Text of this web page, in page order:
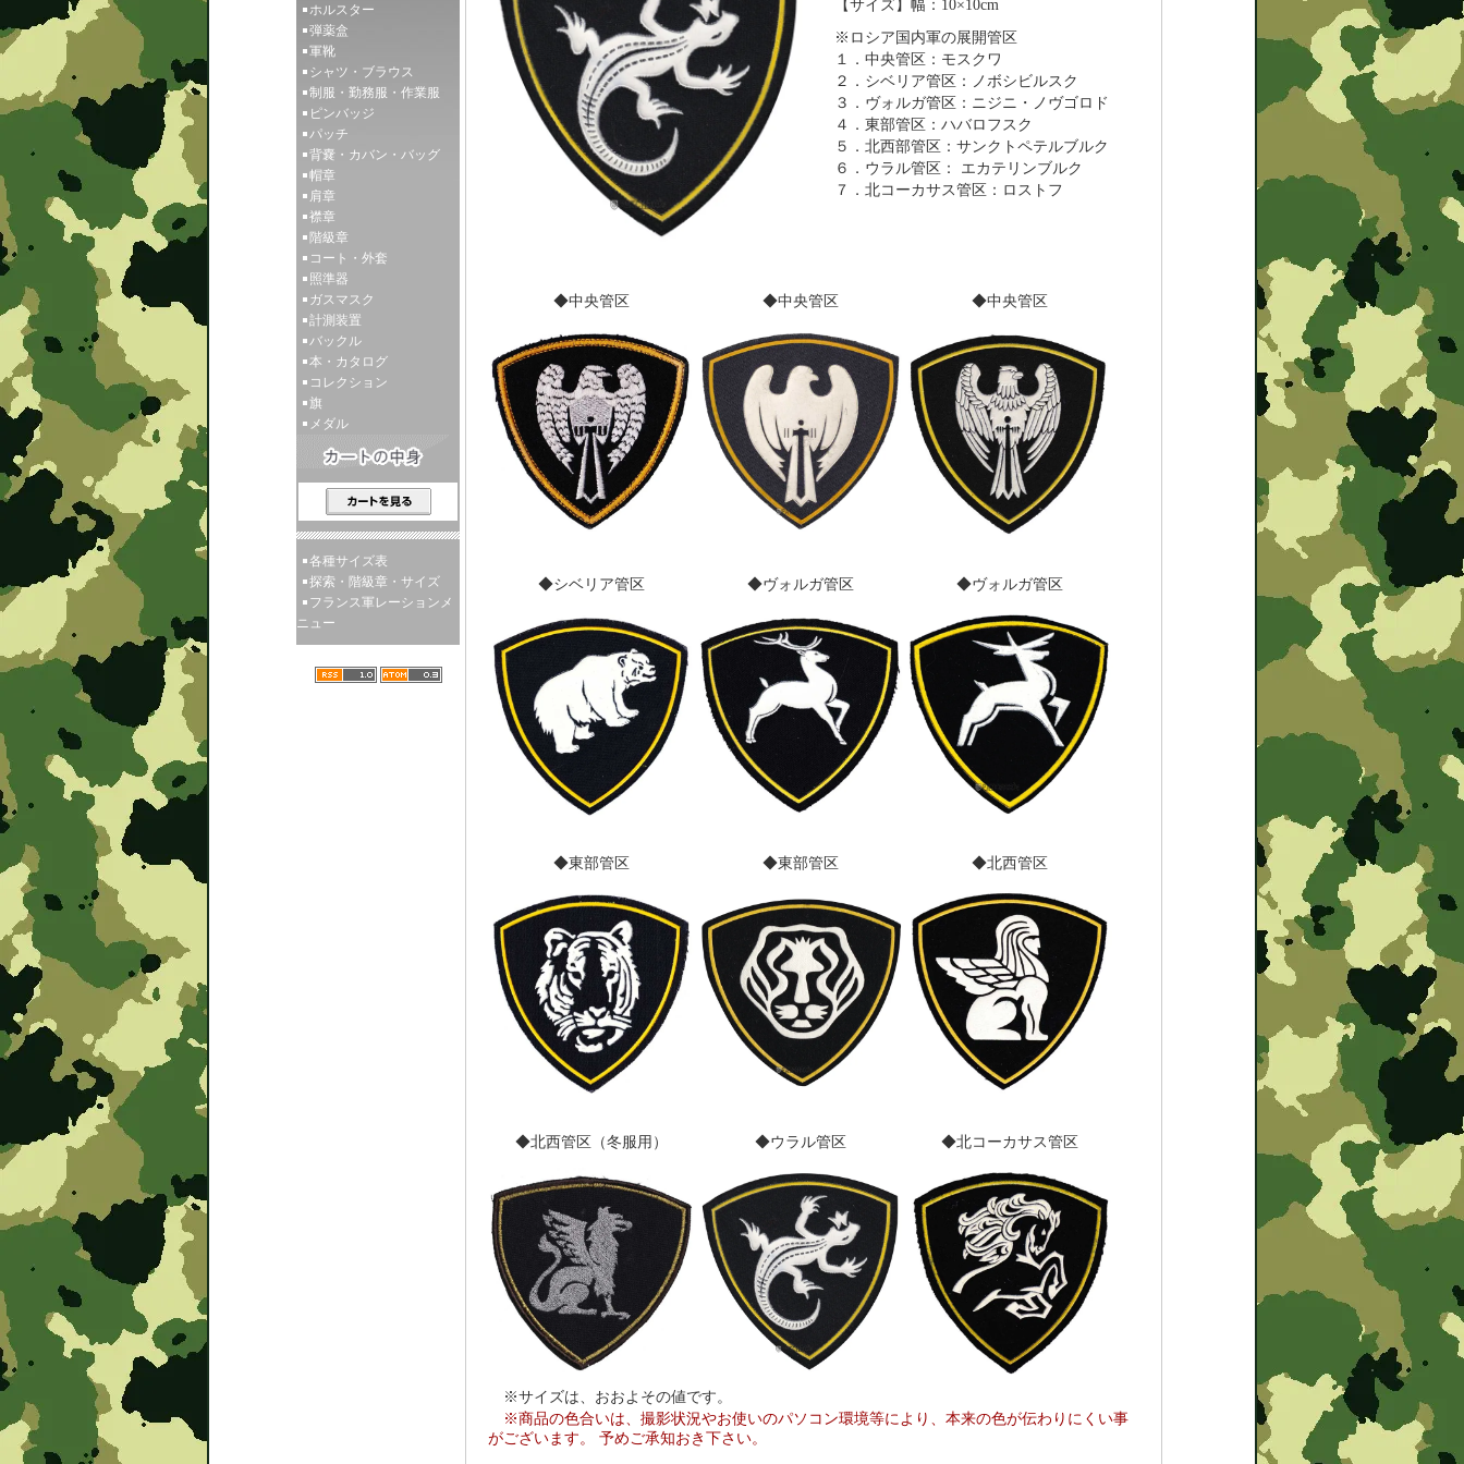
ホルスター
弾薬盒
軍靴
シャツ・ブラウス
制服・勤務服・作業服
ピンバッジ
パッチ
背嚢・カバン・バッグ
帽章
肩章
襟章
階級章
コート・外套
照準器
ガスマスク
計測装置
バックル
本・カタログ
コレクション
旗
メダル
各種サイズ表
探索・階級章・サイズ
フランス軍レーションメ
ニュー
【サイズ】幅：10×10cm
※ロシア国内軍の展開管区
１．中央管区：モスクワ
２．シベリア管区：ノボシビルスク
３．ヴォルガ管区：ニジニ・ノヴゴロド
４．東部管区：ハバロフスク
５．北西部管区：サンクトペテルブルク
６．ウラル管区： エカテリンブルク
７．北コーカサス管区：ロストフ
◆中央管区 ◆中央管区 ◆中央管区
◆シベリア管区 ◆ヴォルガ管区 ◆ヴォルガ管区
◆東部管区 ◆東部管区 ◆北西管区
◆北西管区（冬服用） ◆ウラル管区 ◆北コーカサス管区
※サイズは、おおよその値です。
※商品の色合いは、撮影状況やお使いのパソコン環境等により、本来の色が伝わりにくい事
がございます。 予めご承知おき下さい。